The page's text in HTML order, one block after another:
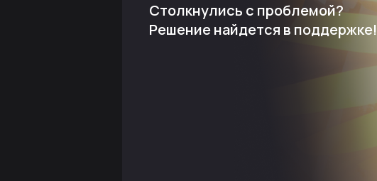
Столкнулись с проблемой?
Решение найдется в поддержке!